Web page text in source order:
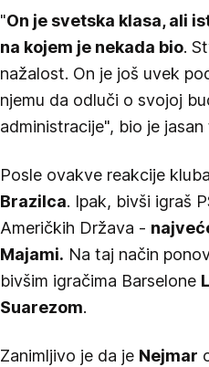
"On je svetska klasa, ali
na kojem je nekada bio.
nažalost. On je još uvek
njemu da odluči o svojoj
administracije", bio je jasan
Posle ovakve reakcije
Brazilca. Ipak, bivši igraš
Američkih Država -
Majami. Na taj način
bivšim igračima Barselone
Suarezom.
Zanimljivo je da je Nejmar